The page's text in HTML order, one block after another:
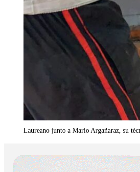
Laureano junto a Mario Argañaraz, su